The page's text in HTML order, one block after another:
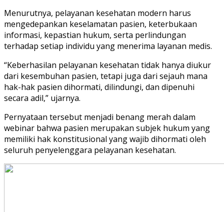
Menurutnya, pelayanan kesehatan modern harus
mengedepankan keselamatan pasien, keterbukaan
informasi, kepastian hukum, serta perlindungan
terhadap setiap individu yang menerima layanan medis.
“Keberhasilan pelayanan kesehatan tidak hanya diukur
dari kesembuhan pasien, tetapi juga dari sejauh mana
hak-hak pasien dihormati, dilindungi, dan dipenuhi
secara adil,” ujarnya.
Pernyataan tersebut menjadi benang merah dalam
webinar bahwa pasien merupakan subjek hukum yang
memiliki hak konstitusional yang wajib dihormati oleh
seluruh penyelenggara pelayanan kesehatan.